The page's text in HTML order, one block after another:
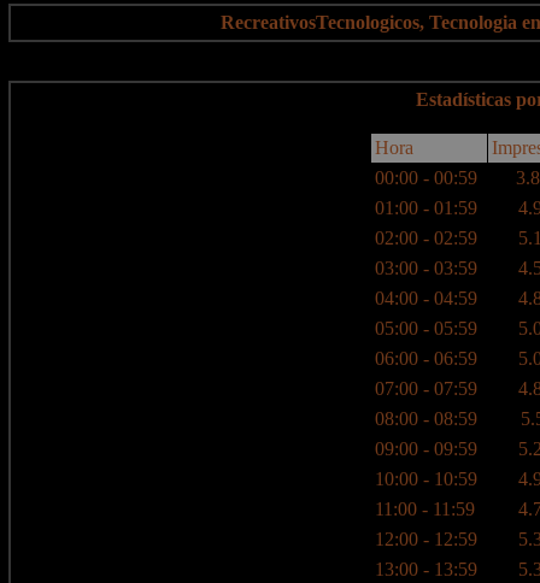
RecreativosTecnologicos, Tecnologia
Estadísticas
Hora
00:00 - 00:59
01:00 - 01:59
02:00 - 02:59
03:00 - 03:59
04:00 - 04:59
05:00 - 05:59
06:00 - 06:59
07:00 - 07:59
08:00 - 08:59
09:00 - 09:59
10:00 - 10:59
11:00 - 11:59
12:00 - 12:59
13:00 - 13:59